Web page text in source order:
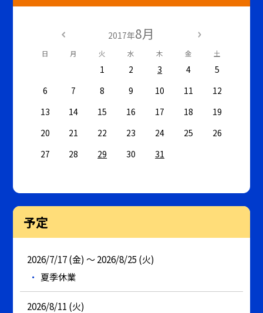
2017年8月
日 月 火 水 木 金 土
1 2 3 4
5
6
7 8 9 10 11
12
13
14 15 16 17 18
19
20
21 22 23 24 25
26
27
28 29 30 31
予定
2026/7/17 (金) ～ 2026/8/25 (火)
夏季休業
2026/8/11 (火)